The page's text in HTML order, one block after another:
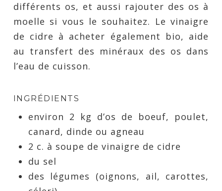
différents os, et aussi rajouter des os à
moelle si vous le souhaitez. Le vinaigre
de cidre à acheter également bio, aide
au transfert des minéraux des os dans
l’eau de cuisson.
INGRÉDIENTS
environ 2 kg d’os de boeuf, poulet,
canard, dinde ou agneau
2 c. à soupe de vinaigre de cidre
du sel
des légumes (oignons, ail, carottes,